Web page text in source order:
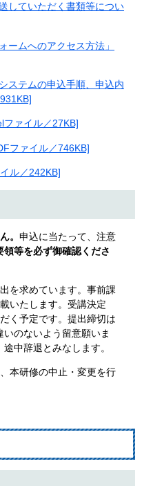
していただく書類等につい
ームへのアクセス方法」
ステムの申込手順、申込内
ァイル／27KB]
ファイル／746KB]
ル／242KB]
。 申込に当たって、注意
領等を必ず御確認くださ
を求めています。事前課
いたします。受講決定
く予定です。提出締切は
のないよう留意願いま
中辞退とみなします。
本研修の中止・変更を行